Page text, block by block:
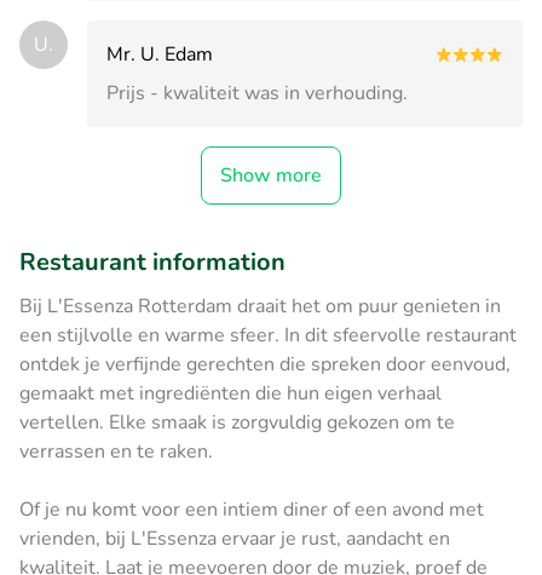
U.
Mr. U. Edam
Prijs - kwaliteit was in verhouding.
Show more
Restaurant information
Bij L'Essenza Rotterdam draait het om puur genieten in
een stijlvolle en warme sfeer. In dit sfeervolle restaurant
ontdek je verfijnde gerechten die spreken door eenvoud,
gemaakt met ingrediënten die hun eigen verhaal
vertellen. Elke smaak is zorgvuldig gekozen om te
verrassen en te raken.
Of je nu komt voor een intiem diner of een avond met
vrienden, bij L'Essenza ervaar je rust, aandacht en
kwaliteit. Laat je meevoeren door de muziek, proef de